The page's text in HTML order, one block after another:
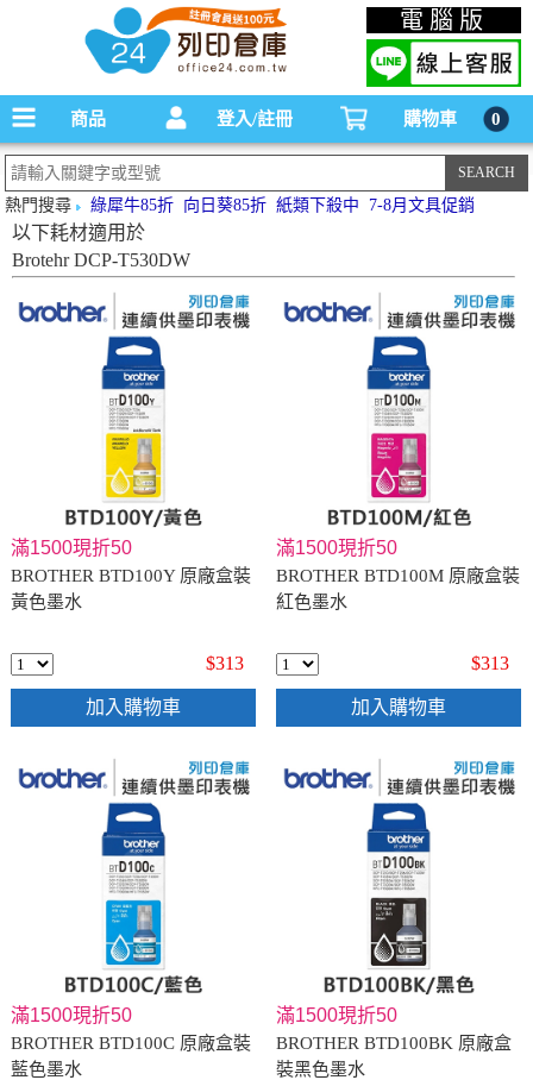
碳粉匣，墨水匣,原廠碳粉匣，副廠碳粉匣，環保碳粉匣,連續供墨印表機-office24列印
倉庫線上購物手機版
電腦版
商品 登入/註冊 購物車 0
熱門搜尋 綠犀牛85折 向日葵85折 紙類下殺中 7-8月文具促銷
以下耗材適用於
Brotehr DCP-T530DW
滿1500現折50
BROTHER BTD100Y 原廠盒裝
黃色墨水
$313
加入購物車
滿1500現折50
BROTHER BTD100M 原廠盒裝
紅色墨水
$313
加入購物車
滿1500現折50
BROTHER BTD100C 原廠盒裝
藍色墨水
滿1500現折50
BROTHER BTD100BK 原廠盒
裝黑色墨水